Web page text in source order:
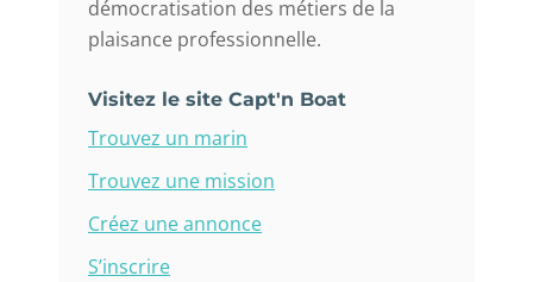
démocratisation des métiers de la
plaisance professionnelle.
Visitez le site Capt'n Boat
Trouvez un marin
Trouvez une mission
Créez une annonce
S’inscrire